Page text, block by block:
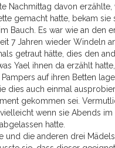
Nachmittag davon erzählte,
gemacht hatte, bekam sie
Bauch. Es war wie an den
7 Jahren wieder Windeln
getraut hätte, dies den
Yael ihnen da erzählt
auf ihren Betten
dies auch einmal
gekommen sei.
wenn sie Abends im
hatte.
und die anderen drei